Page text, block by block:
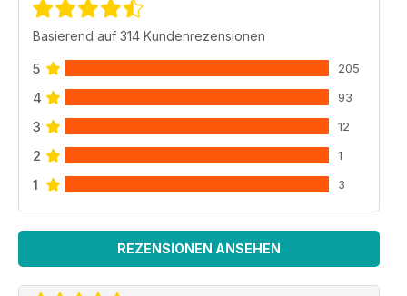
Basierend auf 314 Kundenrezensionen
5 205
4 93
3 12
2 1
1 3
REZENSIONEN ANSEHEN